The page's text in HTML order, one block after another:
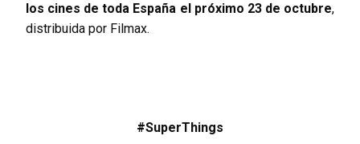
los cines de toda España el próximo 23 de octubre,
distribuida por Filmax.
#SuperThings